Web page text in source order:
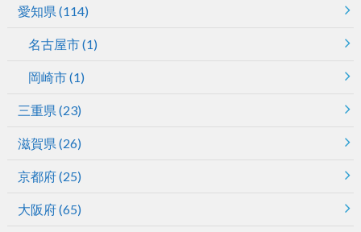
愛知県 (114)
名古屋市(1)
岡崎市(1)
三重県 (23)
滋賀県 (26)
京都府(25)
大阪府(65)